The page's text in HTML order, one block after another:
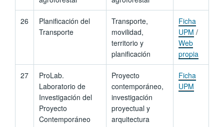
26
Planificación del
Transporte
Transporte,
movilidad,
territorio y
planificación
Ficha
UPM /
Web
propia
27
ProLab.
Laboratorio de
Investigación del
Proyecto
Contemporáneo
Proyecto
contemporáneo,
investigación
proyectual y
arquitectura
Ficha
UPM